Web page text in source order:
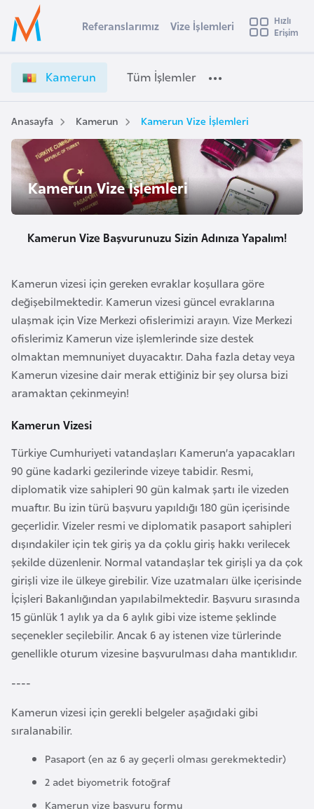
Ülke Seçimi
Başvuru yapmak istediğiniz ülkeyi seçin
Üye
Girişi
a
e
r
u
n
V
i
z
e
İ
ş
m
l
e
r
i
e
ş
i
Referanslarımız Vize İşlemleri
Hızlı
Erişim
Kamerun Tüm İşlemler
Anasayfa Kamerun Kamerun Vize İşlemleri
Kamerun Vize İşlemleri
Kamerun Vize Başvurunuzu Sizin Adınıza Yapalım!
Kamerun vizesi için gereken evraklar koşullara göre
değişebilmektedir. Kamerun vizesi güncel evraklarına
ulaşmak için Vize Merkezi ofislerimizi arayın. Vize Merkezi
ofislerimiz Kamerun vize işlemlerinde size destek
olmaktan memnuniyet duyacaktır. Daha fazla detay veya
Kamerun vizesine dair merak ettiğiniz bir şey olursa bizi
aramaktan çekinmeyin!
Kamerun Vizesi
Türkiye Cumhuriyeti vatandaşları Kamerun’a yapacakları
90 güne kadarki gezilerinde vizeye tabidir. Resmi,
diplomatik vize sahipleri 90 gün kalmak şartı ile vizeden
muaftır. Bu izin türü başvuru yapıldığı 180 gün içerisinde
geçerlidir. Vizeler resmi ve diplomatik pasaport sahipleri
dışındakiler için tek giriş ya da çoklu giriş hakkı verilecek
şekilde düzenlenir. Normal vatandaşlar tek girişli ya da çok
girişli vize ile ülkeye girebilir. Vize uzatmaları ülke içerisinde
İçişleri Bakanlığından yapılabilmektedir. Başvuru sırasında
15 günlük 1 aylık ya da 6 aylık gibi vize isteme şeklinde
seçenekler seçilebilir. Ancak 6 ay istenen vize türlerinde
genellikle oturum vizesine başvurulması daha mantıklıdır.
----
Kamerun vizesi için gerekli belgeler aşağıdaki gibi
sıralanabilir.
Pasaport (en az 6 ay geçerli olması gerekmektedir)
2 adet biyometrik fotoğraf
Kamerun vize başvuru formu
s
t
r
a
A
v
u
r
y
a
A
z
e
b
a
y
c
a
n
B
a
h
r
e
y
B
a